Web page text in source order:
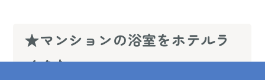
★マンションの浴室をホテルラ
イクな